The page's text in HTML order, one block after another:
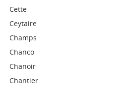
Cette
Ceytaire
Champs
Chanco
Chanoir
Chantier